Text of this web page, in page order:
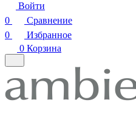
Войти
0
Сравнение
0
Избранное
0 Корзина